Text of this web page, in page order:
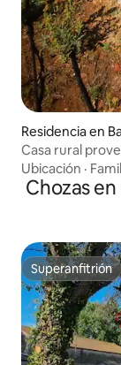
Residencia en
Casa rural
Ubicación ·
Chozas
Superanfitrión
Superanfitrión